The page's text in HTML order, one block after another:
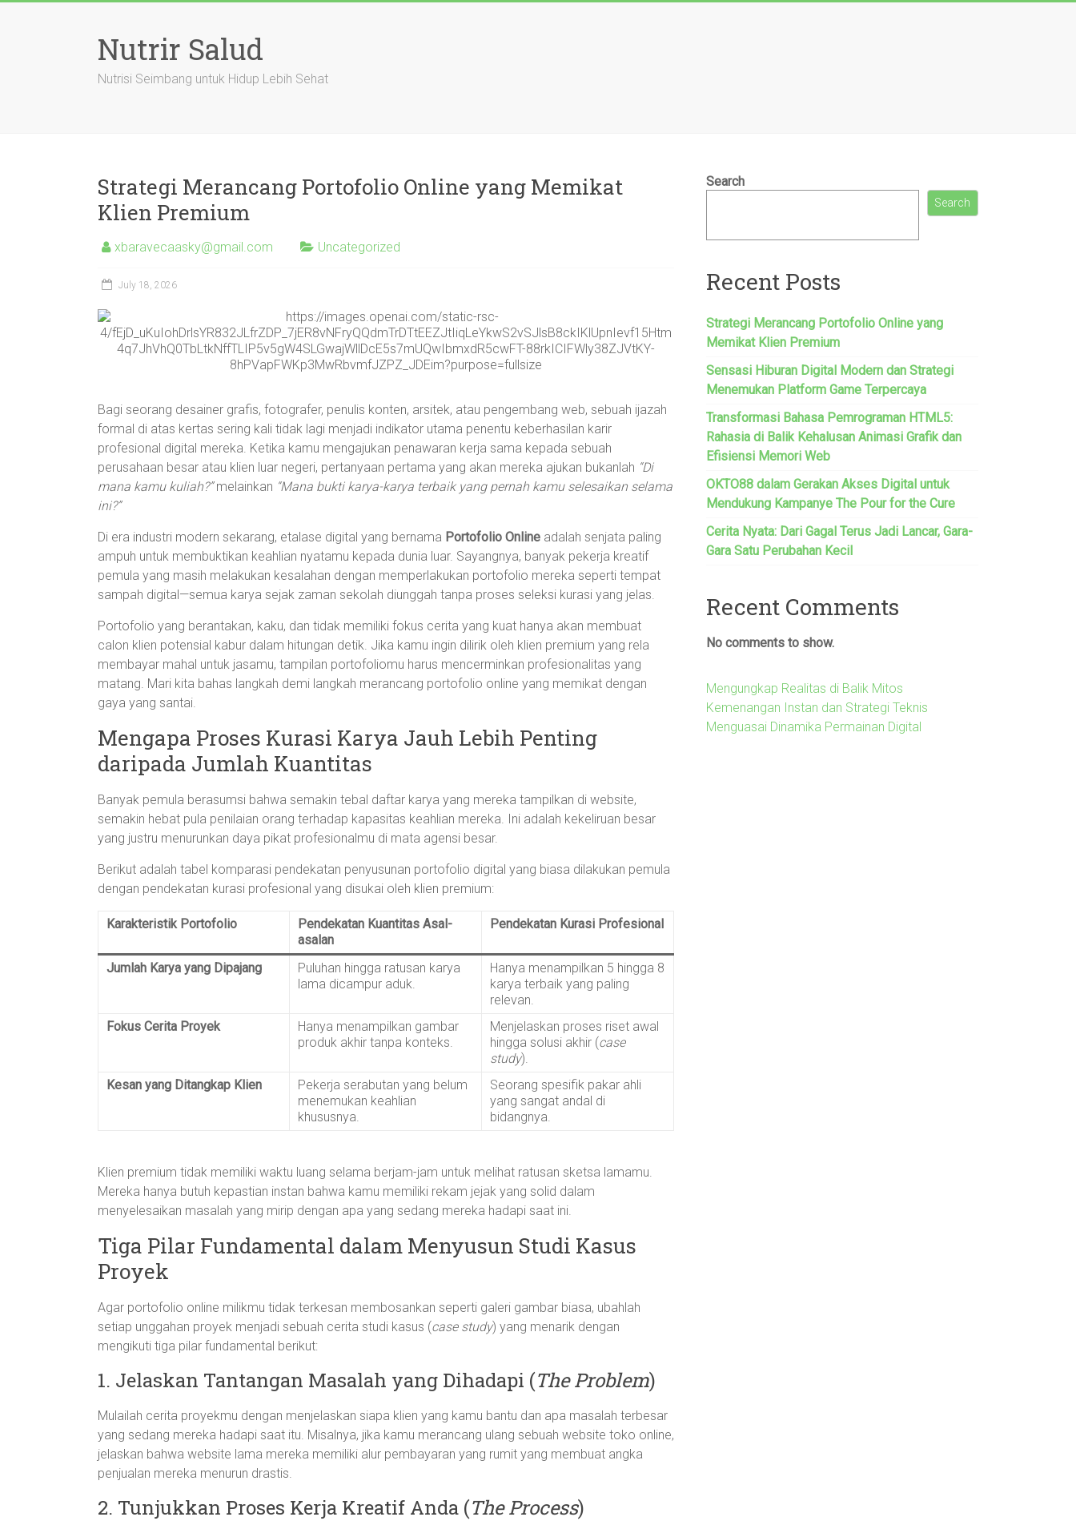
Nutrir Salud
Nutrisi Seimbang untuk Hidup Lebih Sehat
Strategi Merancang Portofolio Online yang Memikat
Klien Premium
xbaravecaasky@gmail.com Uncategorized
July 18, 2026
Bagi seorang desainer grafis, fotografer, penulis konten, arsitek, atau pengembang web, sebuah ijazah
formal di atas kertas sering kali tidak lagi menjadi indikator utama penentu keberhasilan karir
profesional digital mereka. Ketika kamu mengajukan penawaran kerja sama kepada sebuah
perusahaan besar atau klien luar negeri, pertanyaan pertama yang akan mereka ajukan bukanlah “Di
mana kamu kuliah?”melainkan “Mana bukti karya-karya terbaik yang pernah kamu selesaikan selama
ini?”
Di era industri modern sekarang, etalase digital yang bernama Portofolio Online adalah senjata paling
ampuh untuk membuktikan keahlian nyatamu kepada dunia luar. Sayangnya, banyak pekerja kreatif
pemula yang masih melakukan kesalahan dengan memperlakukan portofolio mereka seperti tempat
sampah digital—semua karya sejak zaman sekolah diunggah tanpa proses seleksi kurasi yang jelas.
Portofolio yang berantakan, kaku, dan tidak memiliki fokus cerita yang kuat hanya akan membuat
calon klien potensial kabur dalam hitungan detik. Jika kamu ingin dilirik oleh klien premium yang rela
membayar mahal untuk jasamu, tampilan portofoliomu harus mencerminkan profesionalitas yang
matang. Mari kita bahas langkah demi langkah merancang portofolio online yang memikat dengan
gaya yang santai.
Mengapa Proses Kurasi Karya Jauh Lebih Penting
daripada Jumlah Kuantitas
Banyak pemula berasumsi bahwa semakin tebal daftar karya yang mereka tampilkan di website,
semakin hebat pula penilaian orang terhadap kapasitas keahlian mereka. Ini adalah kekeliruan besar
yang justru menurunkan daya pikat profesionalmu di mata agensi besar.
Berikut adalah tabel komparasi pendekatan penyusunan portofolio digital yang biasa dilakukan pemula
dengan pendekatan kurasi profesional yang disukai oleh klien premium:
Karakteristik Portofolio
Pendekatan Kuantitas Asal-
asalan
Pendekatan Kurasi Profesional
Jumlah Karya yang Dipajang
Puluhan hingga ratusan karya
lama dicampur aduk.
Hanya menampilkan 5 hingga 8
karya terbaik yang paling
relevan.
Fokus Cerita Proyek
Hanya menampilkan gambar
produk akhir tanpa konteks.
Menjelaskan proses riset awal
hingga solusi akhir (case
study).
Kesan yang Ditangkap Klien
Pekerja serabutan yang belum
menemukan keahlian
khususnya.
Seorang spesifik pakar ahli
yang sangat andal di
bidangnya.
Klien premium tidak memiliki waktu luang selama berjam-jam untuk melihat ratusan sketsa lamamu.
Mereka hanya butuh kepastian instan bahwa kamu memiliki rekam jejak yang solid dalam
menyelesaikan masalah yang mirip dengan apa yang sedang mereka hadapi saat ini.
Tiga Pilar Fundamental dalam Menyusun Studi Kasus
Proyek
Agar portofolio online milikmu tidak terkesan membosankan seperti galeri gambar biasa, ubahlah
setiap unggahan proyek menjadi sebuah cerita studi kasus (case study) yang menarik dengan
mengikuti tiga pilar fundamental berikut:
1. Jelaskan Tantangan Masalah yang Dihadapi (The Problem)
Mulailah cerita proyekmu dengan menjelaskan siapa klien yang kamu bantu dan apa masalah terbesar
yang sedang mereka hadapi saat itu. Misalnya, jika kamu merancang ulang sebuah website toko online,
jelaskan bahwa website lama mereka memiliki alur pembayaran yang rumit yang membuat angka
penjualan mereka menurun drastis.
2. Tunjukkan Proses Kerja Kreatif Anda (The Process)
Search
Search
Recent Posts
Strategi Merancang Portofolio Online yang
Memikat Klien Premium
Sensasi Hiburan Digital Modern dan Strategi
Menemukan Platform Game Terpercaya
Transformasi Bahasa Pemrograman HTML5:
Rahasia di Balik Kehalusan Animasi Grafik dan
Efisiensi Memori Web
OKTO88 dalam Gerakan Akses Digital untuk
Mendukung Kampanye The Pour for the Cure
Cerita Nyata: Dari Gagal Terus Jadi Lancar, Gara-
Gara Satu Perubahan Kecil
Recent Comments
No comments to show.
Mengungkap Realitas di Balik Mitos
Kemenangan Instan dan Strategi Teknis
Menguasai Dinamika Permainan Digital